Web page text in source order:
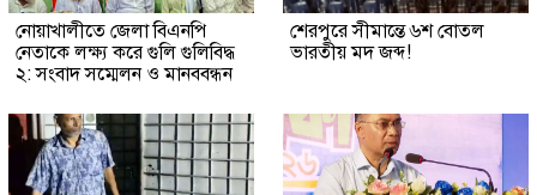
নোয়াখালীতে জেলা বিএনপি
নেতাকে লক্ষ্য করে গুলি গুলিবিদ্ধ
২: সংবাদ সম্মেলন ও মানববন্ধন
শেরপুরে সীমান্তে ৬শ বোতল
ভারতীয় মদ জব্দ!